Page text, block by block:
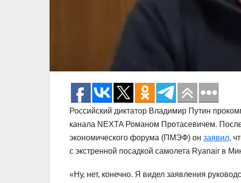
Российский диктатор Владимир Путин
канала NEXTA Романом Протасевичем.
экономического форума (ПМЭФ) он заявил,
с экстренной посадкой самолета Ryanair в
«Ну, нет, конечно. Я видел заявления